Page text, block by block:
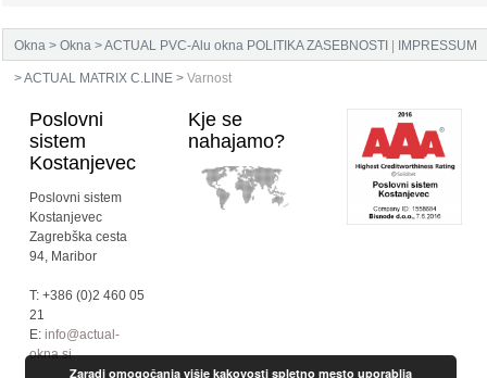
POLITIKA ZASEBNOSTI | IMPRESSUM
Okna > Okna >ACTUAL PVC-Alu okna
>ACTUAL MATRIX C.LINE > Varnost
Poslovni
sistem
Kostanjevec
Poslovni sistem
Kostanjevec
Zagrebška cesta
94, Maribor
T: +386 (0)2 460 05
21
E: info@actual-
okna.si
Kje se
nahajamo?
Zaradi omogočanja višje kakovosti spletno mesto uporablja